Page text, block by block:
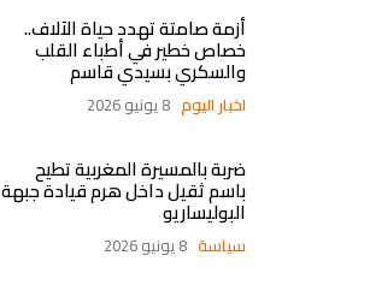
أزمة صامتة تهدد حياة الآلاف..
خصاص خطير في أطباء القلب
والسكري بسيدي قاسم
اخبار اليوم 8 يونيو 2026
ضربة بالمسيرة المغربية تطيح
باسم ثقيل داخل هرم قيادة جبهة
البوليساريو
سياسة 8 يونيو 2026